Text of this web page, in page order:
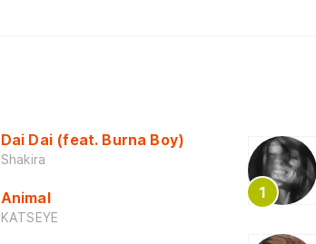
Dai Dai (feat. Burna Boy)
Shakira
Animal
KATSEYE